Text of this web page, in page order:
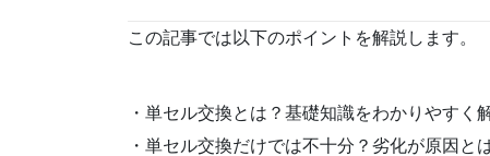
この記事では以下のポイントを解説します。
・単セル交換とは？基礎知識をわかりやすく
・単セル交換だけでは不十分？劣化が原因と